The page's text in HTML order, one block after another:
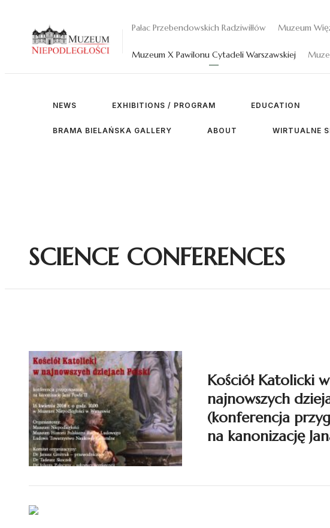
Pałac Przebendowskich Radziwiłłów Muzeum
Muzeum X Pawilonu Cytadeli Warszawskiej
NEWS EXHIBITIONS / PROGRAM EDUCATION
BRAMA BIELAŃSKA GALLERY ABOUT WIRTUALNE
SCIENCE CONFERENCES
Kościół Katolicki w
najnowszych
(konferencja
na kanonizację